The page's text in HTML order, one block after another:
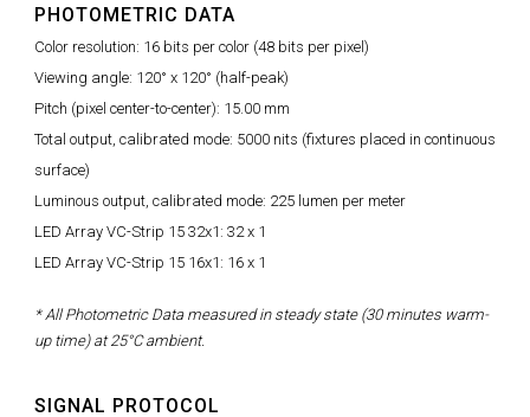
PHOTOMETRIC DATA
Color resolution: 16 bits per color (48 bits per pixel)
Viewing angle: 120° x 120° (half-peak)
Pitch (pixel center-to-center): 15.00 mm
Total output, calibrated mode: 5000 nits (fixtures placed in continuous
surface)
Luminous output, calibrated mode: 225 lumen per meter
LED Array VC-Strip 15 32x1: 32 x 1
LED Array VC-Strip 15 16x1: 16 x 1
* All Photometric Data measured in steady state (30 minutes warm-
up time) at 25°C ambient.
SIGNAL PROTOCOL